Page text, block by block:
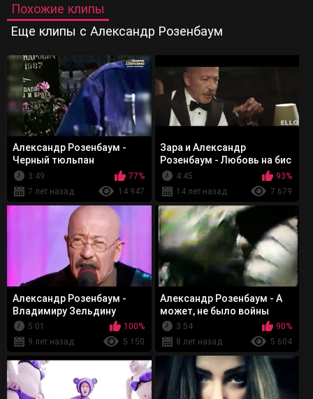
Похожие клипы
Еще клипы с Александр Розенбаум
Александр Розенбаум -
Черный тюльпан
3:49
77%
7 лет назад
14 947
Зара и Александр
Розенбаум - Любовь на бис
4:45
93%
14 лет назад
7 679
Александр Розенбаум -
Владимиру Зельдину
5:01
100%
9 лет назад
5 150
Александр Розенбаум - А
может, не было войны
3:54
90%
8 лет назад
5 604